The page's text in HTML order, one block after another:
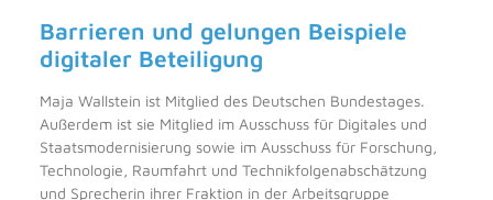
Barrieren und gelungen Beispiele
digitaler Beteiligung
Maja Wallstein ist Mitglied des Deutschen Bundestages.
Außerdem ist sie Mitglied im Ausschuss für Digitales und
Staatsmodernisierung sowie im Ausschuss für Forschung,
Technologie, Raumfahrt und Technikfolgenabschätzung
und Sprecherin ihrer Fraktion in der Arbeitsgruppe